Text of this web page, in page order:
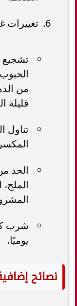
تغييرات
تشجيع
من
قليلة
تناول
الحد
شرب
يوميًا.
نصائح